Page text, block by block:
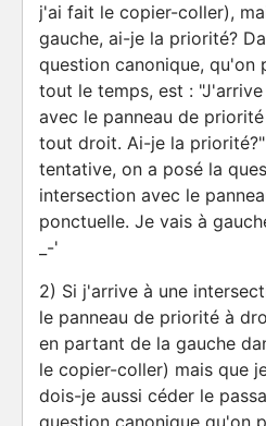
j'ai fait le copier-coller),
gauche, ai-je la priorité?
question canonique, qu'on
tout le temps, est :
avec le panneau de
tout droit. Ai-je la
tentative, on a posé la
intersection avec le
ponctuelle. Je vais à
_-'
2) Si j'arrive à une
le panneau de priorité à
en partant de la gauche
le copier-coller) mais que
dois-je aussi céder le
question canonique qu'on